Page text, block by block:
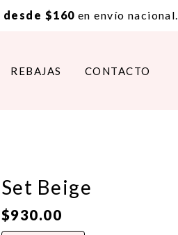
desde $160 en envío nacional.
REBAJAS CONTACTO
Set Beige
$930.00